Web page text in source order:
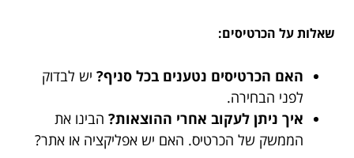
שאלות על הכרטיסים:
האם הכרטיסים נטענים בכל סניף? יש לבדוק
לפני הבחירה.
איך ניתן לעקוב אחרי ההוצאות? הבינו את
הממשק של הכרטיס. האם יש אפליקציה או אתר?